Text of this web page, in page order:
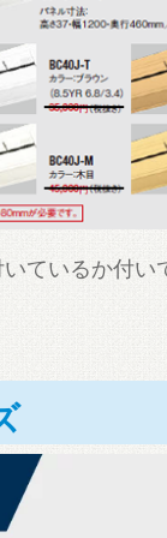
ているか付い